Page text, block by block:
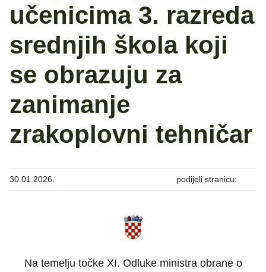
učenicima 3. razreda
srednjih škola koji
se obrazuju za
zanimanje
zrakoplovni tehničar
30.01.2026. podijeli stranicu:
Na temelju točke XI. Odluke ministra obrane o